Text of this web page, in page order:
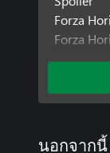
Forza
Forza
Forza
Forza
Forza
Forza
นอกจาก